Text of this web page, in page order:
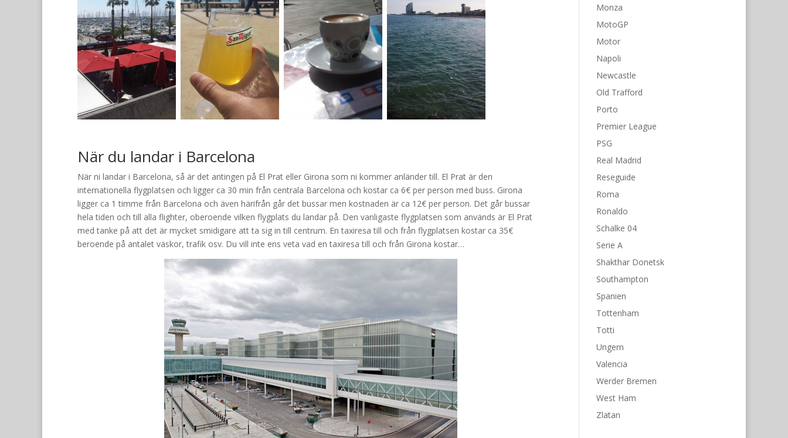
När du landar i Barcelona
När ni landar i Barcelona, så är det antingen på El Prat eller Girona som ni kommer anländer till. El Prat är den
internationella flygplatsen och ligger ca 30 min från centrala Barcelona och kostar ca 6€ per person med buss. Girona
ligger ca 1 timme från Barcelona och även härifrån går det bussar men kostnaden är ca 12€ per person. Det går bussar
hela tiden och till alla flighter, oberoende vilken flygplats du landar på. Den vanligaste flygplatsen som används är El Prat
med tanke på att det är mycket smidigare att ta sig in till centrum. En taxiresa till och från flygplatsen kostar ca 35€
beroende på antalet väskor, trafik osv. Du vill inte ens veta vad en taxiresa till och från Girona kostar…
Monza
MotoGP
Motor
Napoli
Newcastle
Old Trafford
Porto
Premier League
PSG
Real Madrid
Reseguide
Roma
Ronaldo
Schalke 04
Serie A
Shakthar Donetsk
Southampton
Spanien
Tottenham
Totti
Ungern
Valencia
Werder Bremen
West Ham
Zlatan